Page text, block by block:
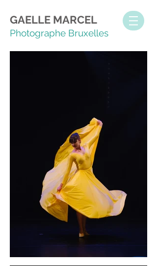
GAELLE MARCEL
Photographe Bruxelles